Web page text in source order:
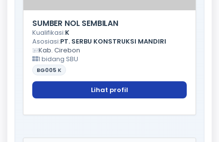
SUMBER NOL SEMBILAN
Kualifikasi:K
Asosiasi:PT. SERBU KONSTRUKSI MANDIRI
Kab. Cirebon
1 bidang SBU
BG005 K
Lihat profil